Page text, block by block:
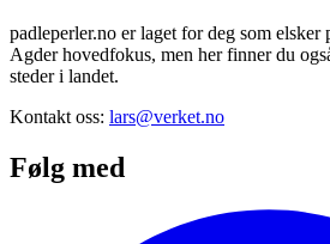
padleperler.no er laget for deg som
Agder hovedfokus, men her finner du
steder i landet.
Kontakt oss: lars@verket.no
Følg med